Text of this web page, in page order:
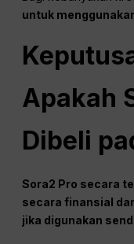
untuk
Apakah
Dibeli
Sora2 Pro secara
secara finansial
jika digunakan